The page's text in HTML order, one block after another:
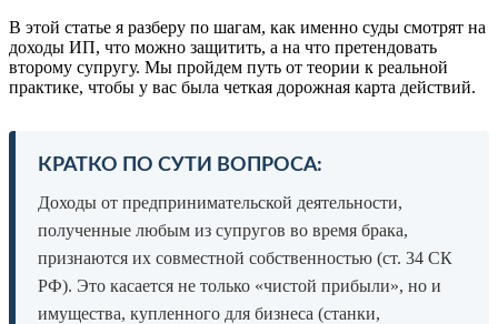
В этой статье я разберу по шагам, как именно суды смотрят на
доходы ИП, что можно защитить, а на что претендовать
второму супругу. Мы пройдем путь от теории к реальной
практике, чтобы у вас была четкая дорожная карта действий.
КРАТКО ПО СУТИ ВОПРОСА:
Доходы от предпринимательской деятельности,
полученные любым из супругов во время брака,
признаются их совместной собственностью (ст. 34 СК
РФ). Это касается не только «чистой прибыли», но и
имущества, купленного для бизнеса (станки,